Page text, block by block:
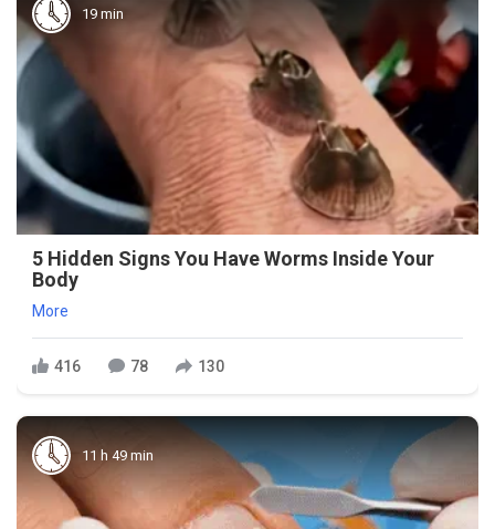
19 min
5 Hidden Signs You Have Worms Inside Your
Body
More
416 78 130
11 h 49 min